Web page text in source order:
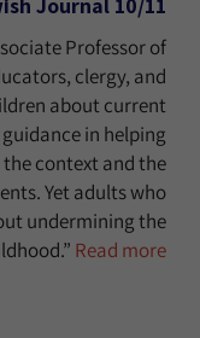
10/11 Jewish Journal
Professor of
clergy, and
about current
in helping
context and the
Yet adults who
undermining the
Read more